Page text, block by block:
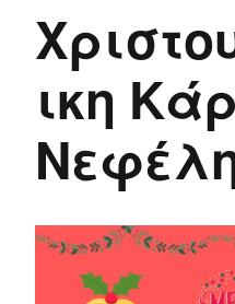
ικη